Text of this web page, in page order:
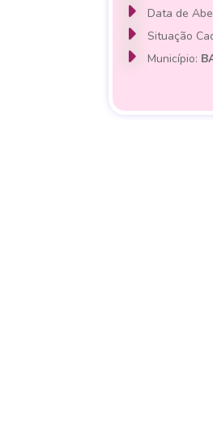
Data de
Situação
Município: